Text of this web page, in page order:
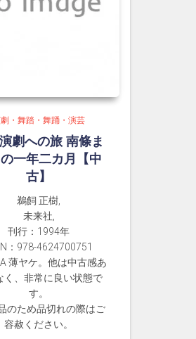
・舞踏・舞踊・演芸
劇への旅 南條ま
一年二カ月【中
古】
鵜飼 正樹,
未来社,
刊行：1994年
：978-4624700751
薄ヤケ。他は中古感あ
く、非常に良い状態で
す。
のため品切れの際はご
容赦ください。